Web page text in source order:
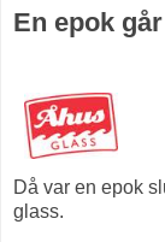
En epok
Då var en epok
glass.